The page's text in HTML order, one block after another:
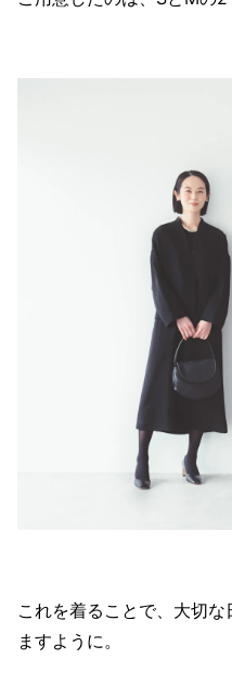
これを着ることで、大切
ますように。